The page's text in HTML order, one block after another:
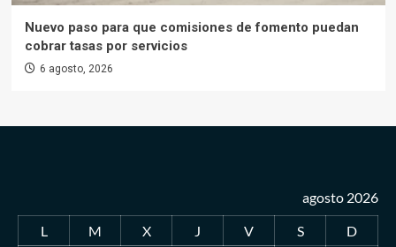
Nuevo paso para que comisiones de fomento puedan
cobrar tasas por servicios
6 agosto, 2026
agosto 2026
L
M X J V S
D